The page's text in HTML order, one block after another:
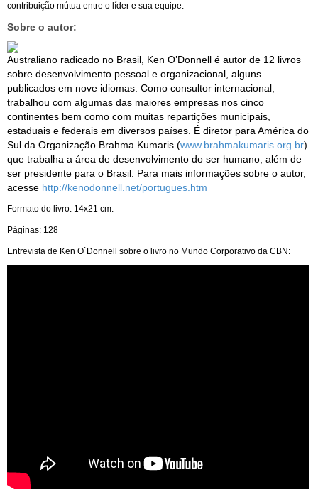
contribuição mútua entre o líder e sua equipe.
Sobre o autor:
Australiano radicado no Brasil, Ken O’Donnell é autor de 12 livros
sobre desenvolvimento pessoal e organizacional, alguns
publicados em nove idiomas. Como consultor internacional,
trabalhou com algumas das maiores empresas nos cinco
continentes bem como com muitas repartições municipais,
estaduais e federais em diversos países. É diretor para América do
Sul da Organização Brahma Kumaris (www.brahmakumaris.org.br)
que trabalha a área de desenvolvimento do ser humano, além de
ser presidente para o Brasil. Para mais informações sobre o autor,
acesse http://kenodonnell.net/portugues.htm
Formato do livro: 14x21 cm.
Páginas: 128
Entrevista de Ken O`Donnell sobre o livro no Mundo Corporativo da CBN: